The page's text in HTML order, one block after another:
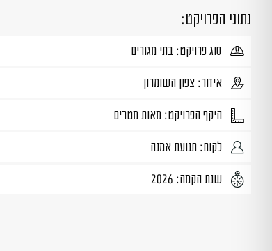
נתוני הפרויקט:
סוג פרויקט: בתי מגורים
איזור: צפון השומרון
היקף הפרויקט: מאות מטרים
לקוח: תנועת אמנה
שנת הקמה: 2026